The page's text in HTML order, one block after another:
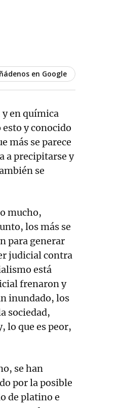
en Google
en química
y conocido
más se parece
a precipitarse y
se
mucho,
los más se
para generar
judicial contra
está
frenaron y
inundado, los
sociedad,
lo que es peor,
se han
por la posible
de platino e